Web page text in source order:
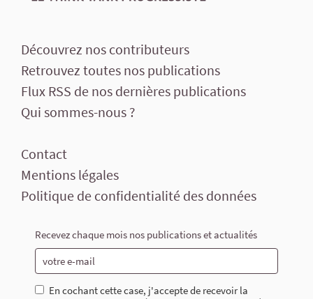
Découvrez nos contributeurs
Retrouvez toutes nos publications
Flux RSS de nos dernières publications
Qui sommes-nous ?
Contact
Mentions légales
Politique de confidentialité des données
Recevez chaque mois nos publications et actualités
En cochant cette case, j'accepte de recevoir la